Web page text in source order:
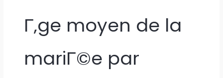
Г‚ge moyen de la
mariГ©e par